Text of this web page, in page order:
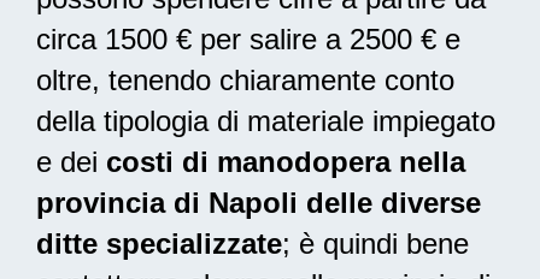
circa 1500 € per salire a 2500 € e
oltre, tenendo chiaramente conto
della tipologia di materiale impiegato
e dei costi di manodopera nella
provincia di Napoli delle diverse
ditte specializzate; è quindi bene